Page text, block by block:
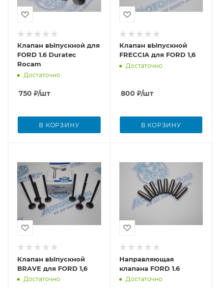
Клапан вЫпускной для
FORD 1.6 Duratec
Rocam
Достаточно
750 ₽/шт
В КОРЗИНУ
Клапан вЫпускной
FRECCIA для FORD 1,6
Достаточно
800 ₽/шт
В КОРЗИНУ
Клапан вЫпускной
BRAVE для FORD 1,6
Достаточно
Направляющая
клапана FORD 1.6
Достаточно